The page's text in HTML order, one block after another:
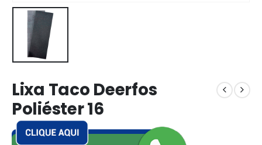
Lixa Taco Deerfos
Poliéster 16